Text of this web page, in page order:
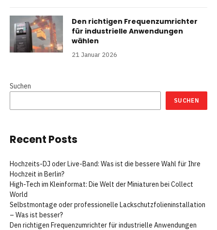
Den richtigen Frequenzumrichter
für industrielle Anwendungen
wählen
21 Januar 2026
Suchen
SUCHEN
Recent Posts
Hochzeits-DJ oder Live-Band: Was ist die bessere Wahl für Ihre
Hochzeit in Berlin?
High-Tech im Kleinformat: Die Welt der Miniaturen bei Collect
World
Selbstmontage oder professionelle Lackschutzfolieninstallation
– Was ist besser?
Den richtigen Frequenzumrichter für industrielle Anwendungen